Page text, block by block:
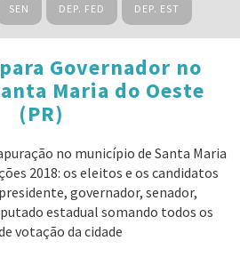
SEN DEP. FED DEP. EST
Governador no
Maria do Oeste
(PR)
no município de Santa Maria
2018: os eleitos e os candidatos
governador, senador,
estadual somando todos os
votação da cidade